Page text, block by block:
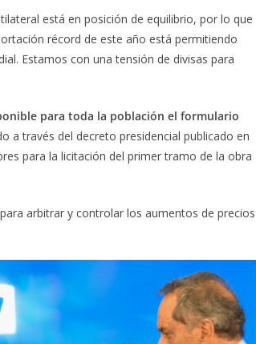
está en posición de equilibrio, por lo que
récord de este año está permitiendo
Estamos con una tensión de divisas para
para toda la población el formulario
a través del decreto presidencial publicado en
para la licitación del primer tramo de la obra
arbitrar y controlar los aumentos de precios